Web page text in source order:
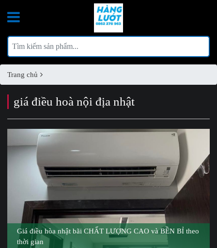
Trang chủ
giá điều hoà nội địa nhật
Giá điều hòa nhật bãi CHẤT LƯỢNG CAO và BỀN BỈ theo
thời gian